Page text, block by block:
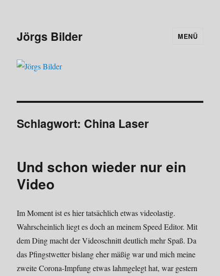
Jörgs Bilder MENÜ
Schlagwort: China Laser
Und schon wieder nur ein
Video
Im Moment ist es hier tatsächlich etwas videolastig.
Wahrscheinlich liegt es doch an meinem Speed Editor. Mit
dem Ding macht der Videoschnitt deutlich mehr Spaß. Da
das Pfingstwetter bislang eher mäßig war und mich meine
zweite Corona-Impfung etwas lahmgelegt hat, war gestern